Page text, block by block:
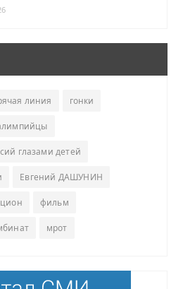
линия гонки
глазами детей
Евгений ДАШУНИН
фильм
мрот